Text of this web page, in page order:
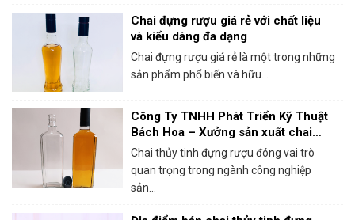
Chai đựng rượu giá rẻ với chất liệu
và kiểu dáng đa dạng
Chai đựng rượu giá rẻ là một trong những
sản phẩm phổ biến và hữu...
Công Ty TNHH Phát Triển Kỹ Thuật
Bách Hoa – Xưởng sản xuất chai
thủy tinh đựng rượu chất lượng
Chai thủy tinh đựng rượu đóng vai trò
quan trọng trong ngành công nghiệp
sản...